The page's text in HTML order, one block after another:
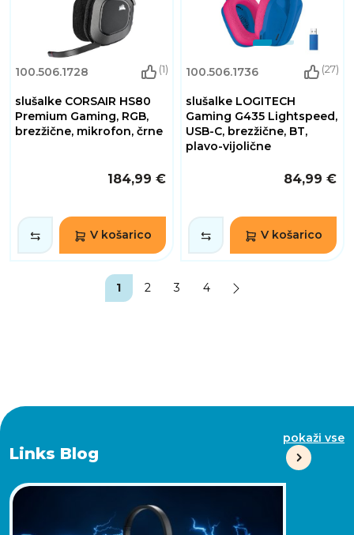
100.506.1728 (1)
slušalke CORSAIR HS80
Premium Gaming, RGB,
brezžične, mikrofon, črne
184,99 €
V košarico
100.506.1736 (27)
slušalke LOGITECH
Gaming G435 Lightspeed,
USB-C, brezžične, BT,
plavo-vijolične
84,99 €
V košarico
1 2 3 4
Links Blog
pokaži vse